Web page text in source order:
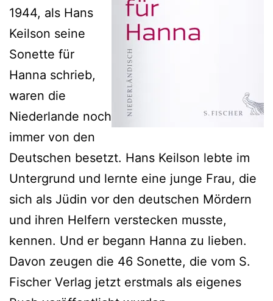
1944, als Hans
Keilson seine
Sonette für
Hanna schrieb,
waren die
Niederlande noch
immer von den
Deutschen besetzt. Hans Keilson lebte im
Untergrund und lernte eine junge Frau, die
sich als Jüdin vor den deutschen Mördern
und ihren Helfern verstecken musste,
kennen. Und er begann Hanna zu lieben.
Davon zeugen die 46 Sonette, die vom S.
Fischer Verlag jetzt erstmals als eigenes